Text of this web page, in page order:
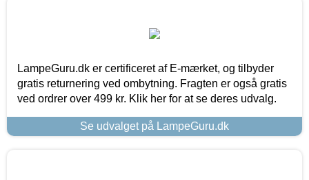
LampeGuru.dk er certificeret af E-mærket, og tilbyder
gratis returnering ved ombytning. Fragten er også gratis
ved ordrer over 499 kr. Klik her for at se deres udvalg.
Se udvalget på LampeGuru.dk